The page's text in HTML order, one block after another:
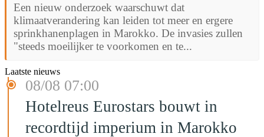
Een nieuw onderzoek waarschuwt dat
klimaatverandering kan leiden tot meer en ergere
sprinkhanenplagen in Marokko. De invasies zullen
"steeds moeilijker te voorkomen en te...
Laatste nieuws
08/08 07:00
Hotelreus Eurostars bouwt in
recordtijd imperium in Marokko